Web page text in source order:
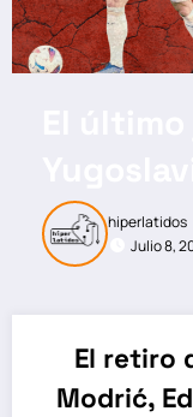
hiperlatidos
Julio 8,
El retiro
Modrić,